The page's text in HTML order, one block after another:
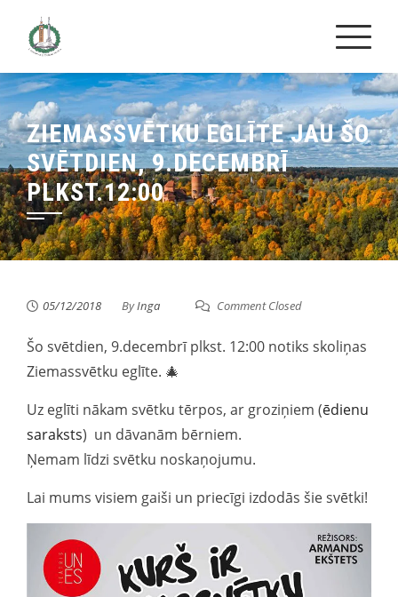
content
ZIEMASSVĒTKU EGLĪTE JAU ŠO
SVĒTDIEN, 9.DECEMBRĪ
PLKST.12:00
05/12/2018 ByInga Comment Closed
Šo svētdien, 9.decembrī plkst. 12:00 notiks skoliņas
Ziemassvētku eglīte. 🎄
Uz eglīti nākam svētku tērpos, ar groziņiem (ēdienu
saraksts) un dāvanām bērniem.
Ņemam līdzi svētku noskaņojumu.
Lai mums visiem gaiši un priecīgi izdodās šie svētki!